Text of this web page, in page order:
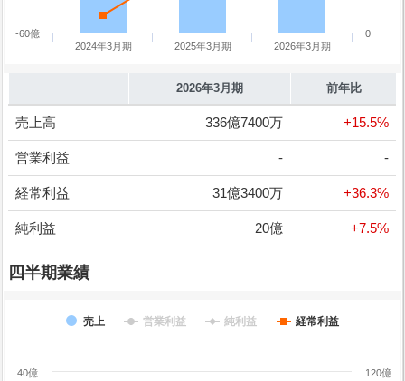
2024年3月期 2025年3月期 2026年3月期
0
-60億
2026年3月期 前年比
売上高 336億7400万 +15.5%
営業利益 - -
経常利益 31億3400万 +36.3%
純利益 20億 +7.5%
四半期業績
売上 営業利益 純利益 経常利益
120億
40億